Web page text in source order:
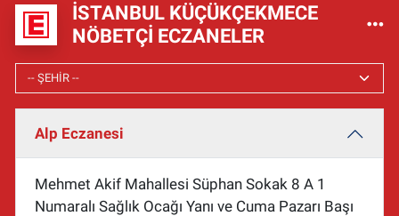
İSTANBUL KÜÇÜKÇEKMECE
NÖBETÇI ECZANELER
Alp Eczanesi
Mehmet Akif Mahallesi Süphan Sokak 8 A 1
Numaralı Sağlık Ocağı Yanı ve Cuma Pazarı Başı